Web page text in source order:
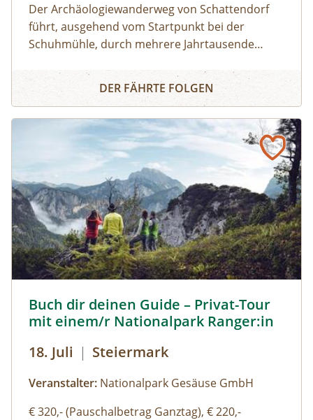
Der Archäologiewanderweg von Schattendorf
führt, ausgehend vom Startpunkt bei der
Schuhmühle, durch mehrere Jahrtausende
Wanderung in und um Schattendorf führt die
Archäologin Manuela Thurner durch die
Fundstellen und erzählt mehr über
Schattendorfs vergangene Jahrtausende.
Archäologiewanderweg
DER FÄHRTE FOLGEN
Buch dir deinen Guide – Privat-Tour
mit einem/r Nationalpark Ranger:in
18. Juli | Steiermark
Veranstalter: Nationalpark Gesäuse GmbH
€ 320,- (Pauschalbetrag Ganztag), € 220,-